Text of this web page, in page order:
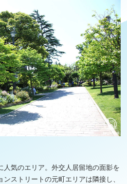
人気のエリア。外交人居留地の面影を
ストリートの元町エリアは隣接し、